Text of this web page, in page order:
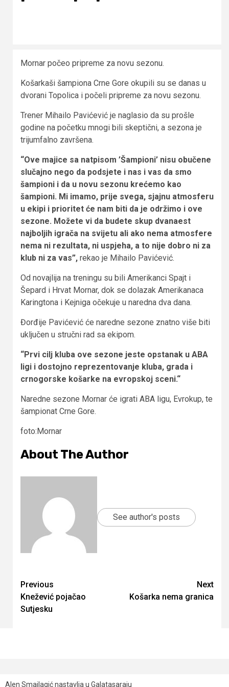
Mornar počeo pripreme za novu sezonu.
Košarkaši šampiona Crne Gore okupili su se danas u
dvorani Topolica i počeli pripreme za novu sezonu.
Trener Mihailo Pavićević je naglasio da su prošle
godine na početku mnogi bili skeptični, a sezona je
trijumfalno završena.
“Ove majice sa natpisom ’Šampioni’ nisu obučene
slučajno nego da podsjete i nas i vas da smo
šampioni i da u novu sezonu krećemo kao
šampioni. Mi imamo, prije svega, sjajnu atmosferu
u ekipi i prioritet će nam biti da je održimo i ove
sezone. Možete vi da budete skup dvanaest
najboljih igrača na svijetu ali ako nema atmosfere
nema ni rezultata, ni uspjeha, a to nije dobro ni za
klub ni za vas”, rekao je Mihailo Pavićević.
Od novajlija na treningu su bili Amerikanci Spajt i
Šepard i Hrvat Mornar, dok se dolazak Amerikanaca
Karingtona i Kejniga očekuje u naredna dva dana.
Đorđije Pavićević će naredne sezone znatno više biti
uključen u stručni rad sa ekipom.
“Prvi cilj kluba ove sezone jeste opstanak u ABA
ligi i dostojno reprezentovanje kluba, grada i
crnogorske košarke na evropskoj sceni.“
Naredne sezone Mornar će igrati ABA ligu, Evrokup, te
šampionat Crne Gore.
foto:Mornar
About The Author
See author's posts
Continue
Reading
Previous
Knežević pojačao
Sutjesku
Next
Košarka nema granica
Alen Smailagić nastavlja u Galatasaraju